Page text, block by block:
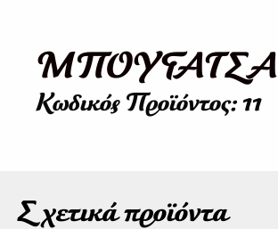
ΜΠΟΥΓΑΤΣΑ
Κωδικός Προϊόντος: 11
Σχετικά προϊόντα